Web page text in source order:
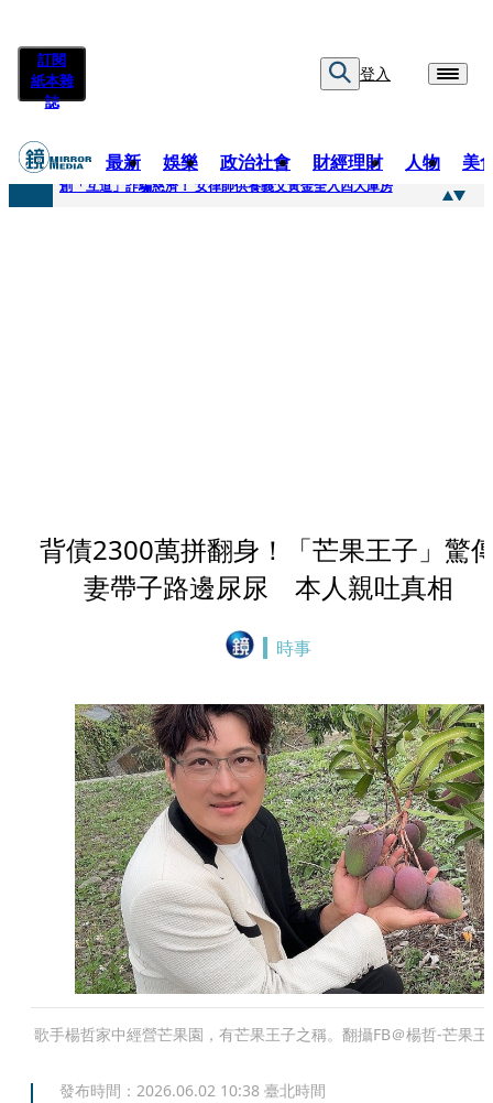
訂閱
紙本雜
誌
登入
最新 娛樂 政治社會 財經理財 人物 美
快訊
創「互道」詐騙慈濟！ 女律師供養義父黃金全入四大庫房
背債2300萬拼翻身！「芒果王子」驚
妻帶子路邊尿尿 本人親吐真相
時事
歌手楊哲家中經營芒果園，有芒果王子之稱。翻攝FB＠楊哲-芒果王
發布時間： 2026.06.02 10:38 臺北時間